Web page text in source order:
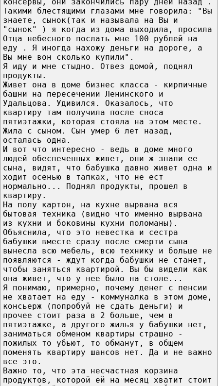
Такими блестящими глазами мне говорила: "Вы
знаете, сынок(так и называла на Вы и
"сынок" ) я когда из дома выходила, просила
Отца небесного послать мне 100 рублей на
еду . Я иногда нахожу деньги на дороге, а
Вы мне вон сколько купили".
Я иду и мне стыдно. Отвез домой, поднял
продукты.
Живет она в доме бизнес класса - кирпичные
башни на пересечении Ленинского и
Удальцова. Удивился. Оказалось, что
квартиру там получила после сноса
пятиэтажки, которая стояла на этом месте.
Жила с сыном. Сын умер 6 лет назад,
осталась одна.
И вот что интересно - ведь в доме много
людей обеспеченных живет, они ж знали ее
сына, видят, что бабушка давно живет одна и
ходит осенью в тапках, что не ест
нормально... Поднял продукты, прошел в
квартиру.
На полу картон, на кухне вырвана вся
бытовая техника (видно что именно вырвана
из кухни и боковины кухни поломаны).
Объяснила, что это невестка и сестра
бабушки вместе сразу после смерти сына
вынесла всю мебель, всю технику и больше не
появляются - ждут когда бабушки не станет,
чтобы заняться квартирой. Вы бы видели как
она живет, что у нее было на столе...
Я понимаю, примерно, почему денег с пенсии
не хватает на еду - коммуналка в этом доме,
консьерж (попробуй не сдать деньги) и
прочее стоит раза в 2 больше, чем в
пятиэтажке, а другого жилья у бабушки нет,
заниматься обменом квартиры страшно -
пожилых то убьют, то обманут, в общем
поменять квартиру шансов нет. Да и не важно
все это.
Важно то, что эта несчастная корзина
продуктов, которой ей на месяц хватит стоит